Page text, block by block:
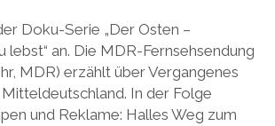
Doku-Serie „Der Osten –
lebst“ an. Die MDR-Fernsehsendung
MDR) erzählt über Vergangenes
In der Folge
und Reklame: Halles Weg zum